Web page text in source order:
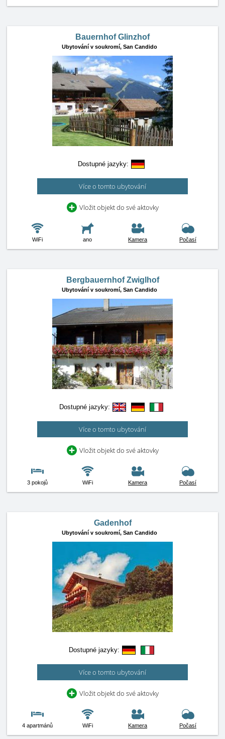
Bauernhof Glinzhof
Ubytování v soukromí, San Candido
Dostupné jazyky:
Více o tomto ubytování
Vložit objekt do své aktovky
WiFi ano Kamera Počasí
Bergbauernhof Zwiglhof
Ubytování v soukromí, San Candido
Dostupné jazyky:
Více o tomto ubytování
Vložit objekt do své aktovky
3 pokojů WiFi Kamera Počasí
Gadenhof
Ubytování v soukromí, San Candido
Dostupné jazyky:
Více o tomto ubytování
Vložit objekt do své aktovky
4 apartmánů WiFi Kamera Počasí